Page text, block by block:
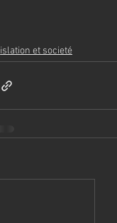
et societé